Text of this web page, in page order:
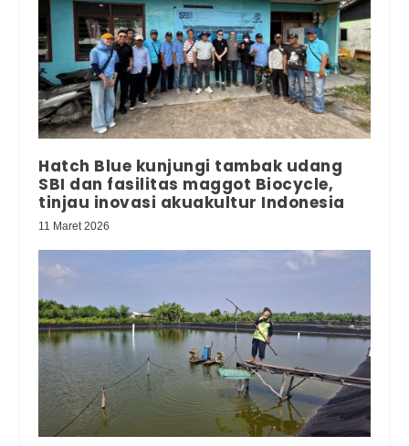
Hatch Blue kunjungi tambak udang
SBI dan fasilitas maggot Biocycle,
tinjau inovasi akuakultur Indonesia
11 Maret 2026